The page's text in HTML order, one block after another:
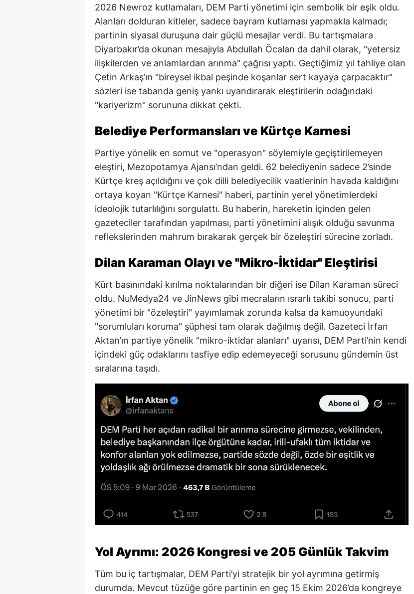
2026 Newroz kutlamaları, DEM Parti yönetimi için sembolik bir eşik oldu.
Alanları dolduran kitleler, sadece bayram kutlaması yapmakla kalmadı;
partinin siyasal duruşuna dair güçlü mesajlar verdi. Bu tartışmalara
Diyarbakır’da okunan mesajıyla Abdullah Öcalan da dahil olarak, "yetersiz
ilişkilerden ve anlamlardan arınma" çağrısı yaptı. Geçtiğimiz yıl tahliye olan
Çetin Arkaş’ın "bireysel ikbal peşinde koşanlar sert kayaya çarpacaktır"
sözleri ise tabanda geniş yankı uyandırarak eleştirilerin odağındaki
"kariyerizm" sorununa dikkat çekti.
Belediye Performansları ve Kürtçe Karnesi
Partiye yönelik en somut ve "operasyon" söylemiyle geçiştirilemeyen
eleştiri, Mezopotamya Ajansı’ndan geldi. 62 belediyenin sadece 2’sinde
Kürtçe kreş açıldığını ve çok dilli belediyecilik vaatlerinin havada kaldığını
ortaya koyan "Kürtçe Karnesi" haberi, partinin yerel yönetimlerdeki
ideolojik tutarlılığını sorgulattı. Bu haberin, hareketin içinden gelen
gazeteciler tarafından yapılması, parti yönetimini alışık olduğu savunma
reflekslerinden mahrum bırakarak gerçek bir özeleştiri sürecine zorladı.
Dilan Karaman Olayı ve "Mikro-İktidar" Eleştirisi
Kürt basınındaki kırılma noktalarından bir diğeri ise Dilan Karaman süreci
oldu. NuMedya24 ve JinNews gibi mecraların ısrarlı takibi sonucu, parti
yönetimi bir "özeleştiri" yayımlamak zorunda kalsa da kamuoyundaki
"sorumluları koruma" şüphesi tam olarak dağılmış değil. Gazeteci İrfan
Aktan’ın partiye yönelik "mikro-iktidar alanları" uyarısı, DEM Parti’nin kendi
içindeki güç odaklarını tasfiye edip edemeyeceği sorusunu gündemin üst
sıralarına taşıdı.
Yol Ayrımı: 2026 Kongresi ve 205 Günlük Takvim
Tüm bu iç tartışmalar, DEM Parti’yi stratejik bir yol ayrımına getirmiş
durumda. Mevcut tüzüğe göre partinin en geç 15 Ekim 2026’da kongreye